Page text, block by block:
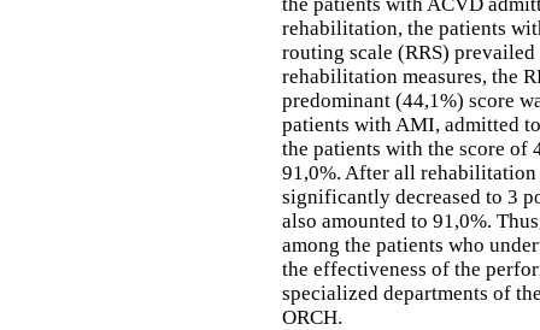
rehabilitation, the patients
routing scale (RRS)
rehabilitation measures, the
predominant (44,1%) score
patients with AMI, admitted
the patients with the score of
91,0%. After all rehabilitation
significantly decreased to 3
also amounted to 91,0%.
among the patients who
the effectiveness of the
specialized departments of
ORCH.